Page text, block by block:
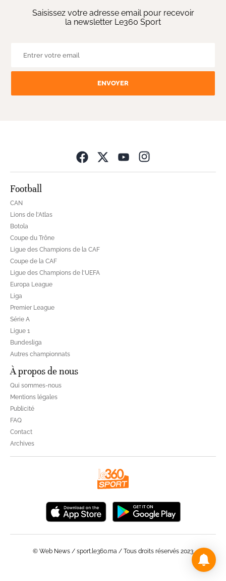
Saisissez votre adresse email pour recevoir
la newsletter Le360 Sport
ENVOYER
Football
CAN
Lions de l'Atlas
Botola
Coupe du Trône
Ligue des Champions de la CAF
Coupe de la CAF
Ligue des Champions de l'UEFA
Europa League
Liga
Premier League
Série A
Ligue 1
Bundesliga
Autres championnats
À propos de nous
Qui sommes-nous
Mentions légales
Publicité
FAQ
Contact
Archives
© Web News / sport.le360.ma / Tous droits réservés 2023